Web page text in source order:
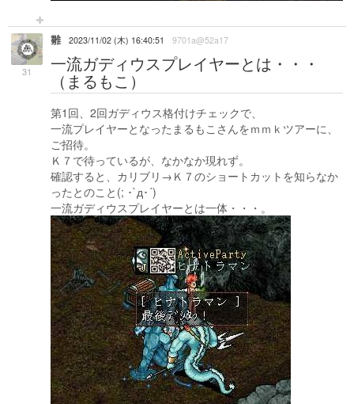
31
雛 2023/11/02 (木) 16:40:51 9701a@52a17
一流ガディウスプレイヤーとは・・・
（まるもこ）
第1回、2回ガディウス格付けチェックで、
一流プレイヤーとなったまるもこさんをｍｍｋツアーに、
ご招待。
Ｋ７で待っているが、なかなか現れず。
確認すると、カリブリ→Ｋ７のショートカットを知らなか
ったとのこと(; ･`д･´)
一流ガディウスプレイヤーとは一体・・・。